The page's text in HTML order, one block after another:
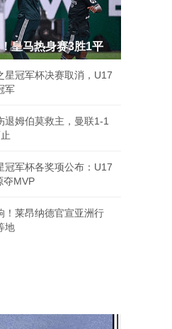
皇马热身赛3胜1平
星冠军杯决赛取消，U17
军
退姆伯莫救主，曼联1-1
冠军杯各奖项公布：U17
夺MVP
！莱昂纳德官宣亚洲行
地